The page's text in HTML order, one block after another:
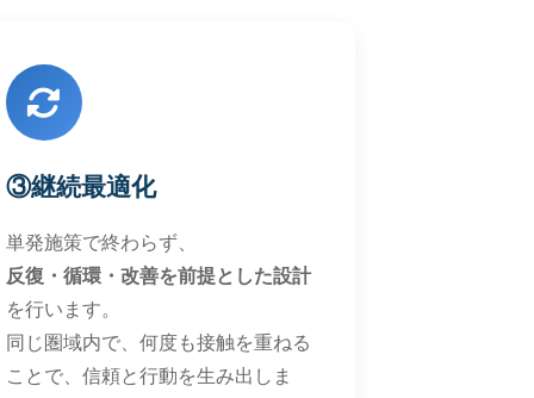
③継続最適化
単発施策で終わらず、
反復・循環・改善を前提とした設計
を行います。
同じ圏域内で、何度も接触を重ねる
ことで、信頼と行動を生み出しま